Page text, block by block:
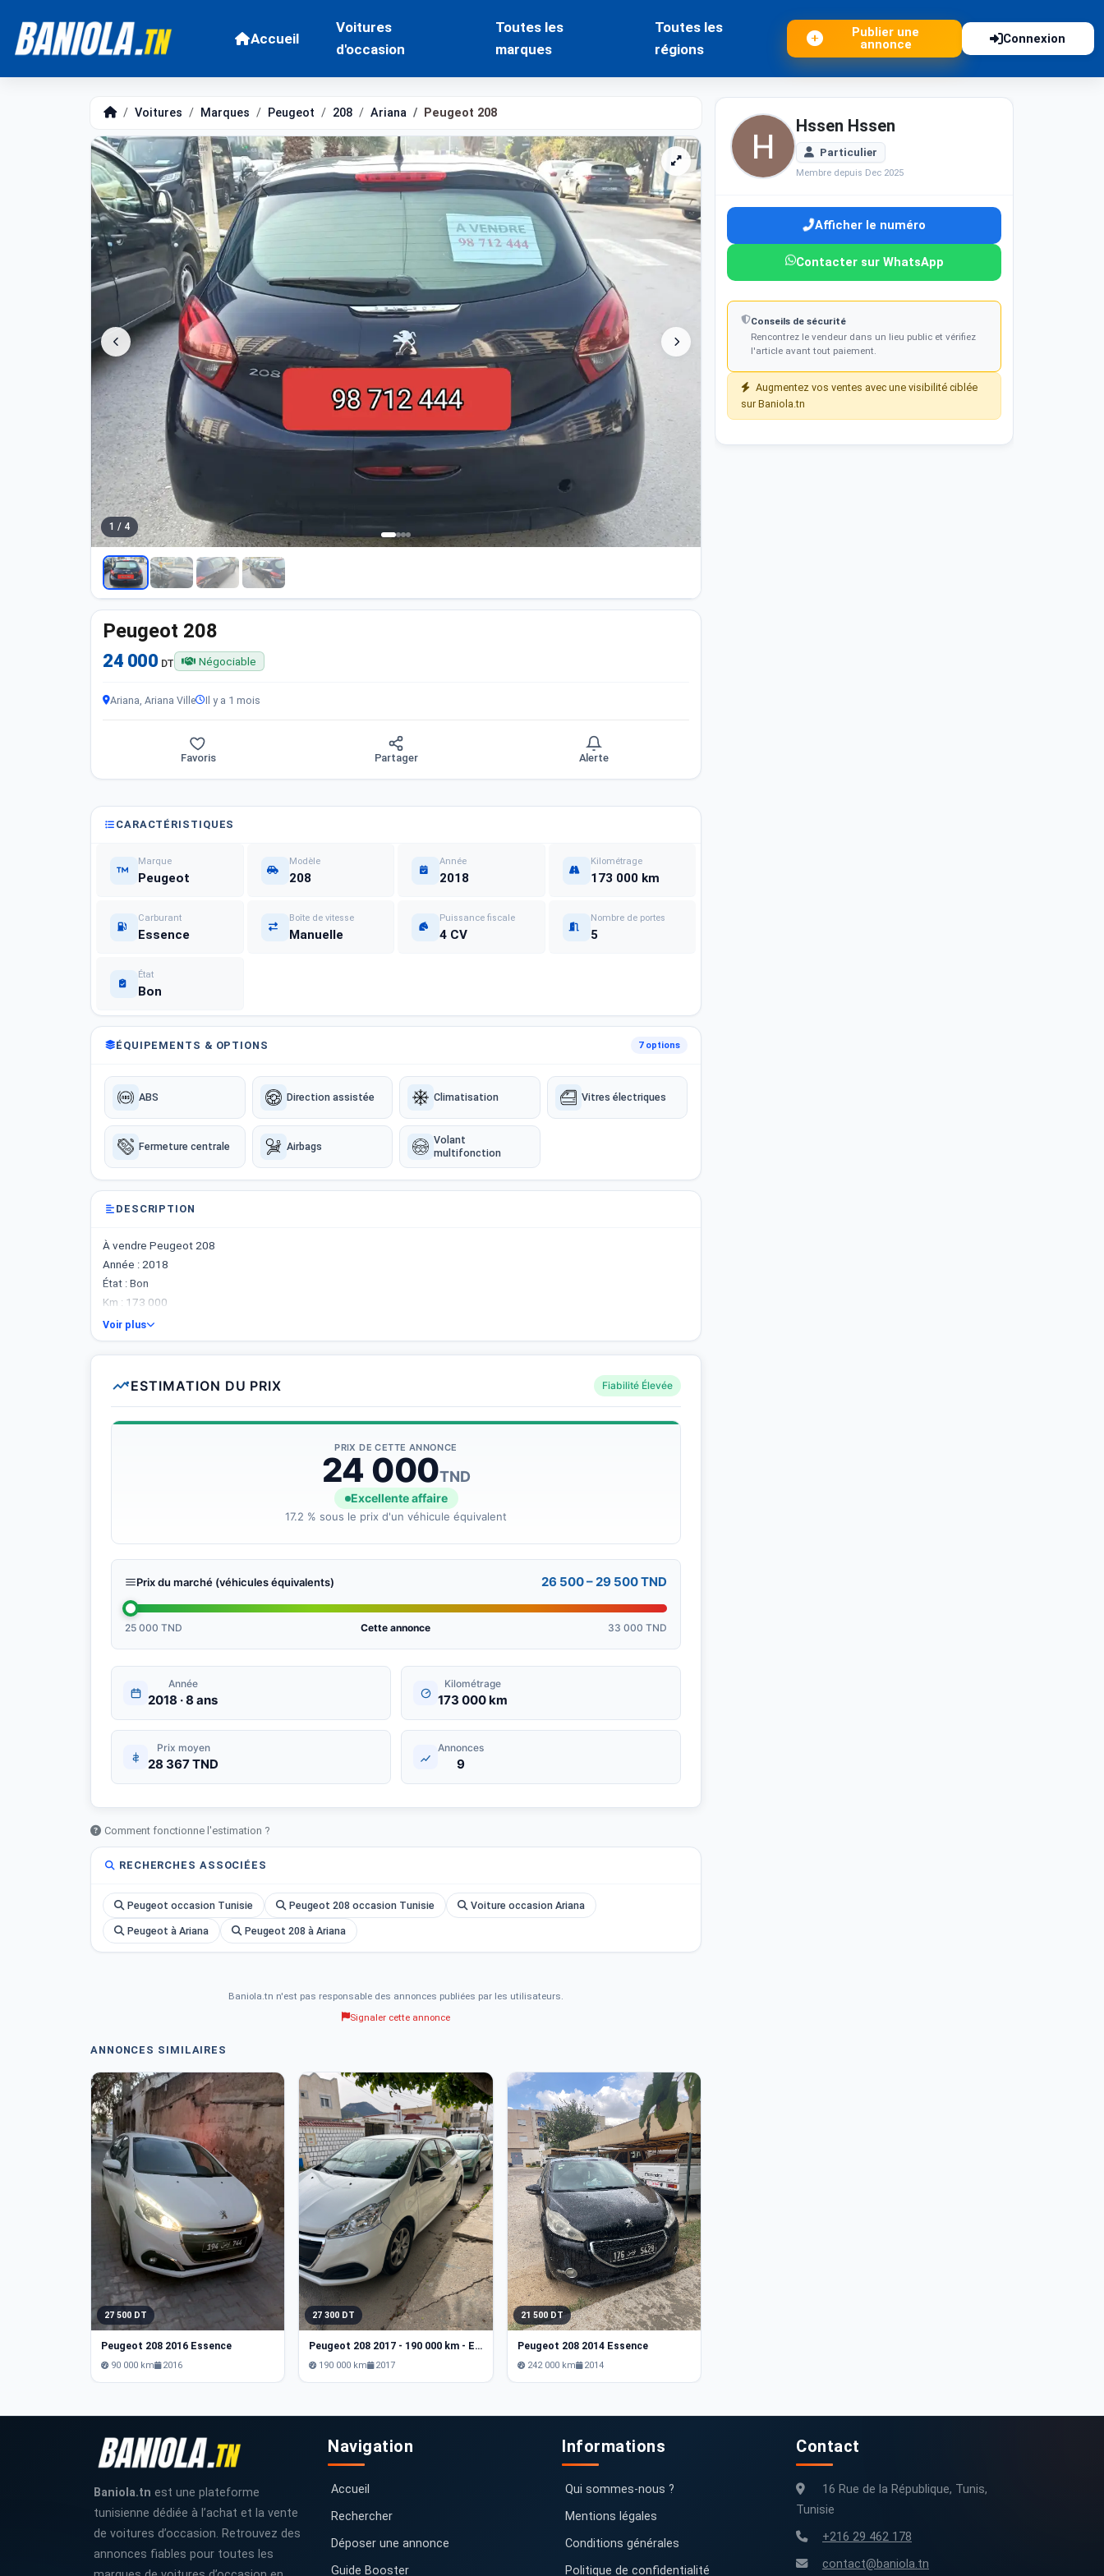
Accueil
Voitures
d'occasion
Toutes les
marques
Toutes les
régions
Publier une
annonce
Connexion
Voitures Marques Peugeot 208 Ariana Peugeot 208
1 / 4
Peugeot 208
24 000 DT Négociable
Ariana, Ariana Ville Il y a 1 mois
Favoris Partager Alerte
CARACTÉRISTIQUES
Marque
Peugeot
Modèle
208
Année
2018
Kilométrage
173 000 km
Carburant
Essence
Boîte de vitesse
Manuelle
Puissance fiscale
4 CV
Nombre de portes
5
État
Bon
ÉQUIPEMENTS & OPTIONS 7 options
ABS Direction assistée Climatisation Vitres électriques
Fermeture centrale Airbags
Volant
multifonction
DESCRIPTION
À vendre Peugeot 208
Année : 2018
État : Bon
Km : 173 000
Contacter : 98 712 444
Voir plus
ESTIMATION DU PRIX Fiabilité Élevée
PRIX DE CETTE ANNONCE
24 000TND
Excellente affaire
17.2 % sous le prix d'un véhicule équivalent
Prix du marché (véhicules équivalents) 26 500 – 29 500 TND
25 000 TND Cette annonce 33 000 TND
Année
2018 · 8 ans
Kilométrage
173 000 km
Prix moyen
28 367 TND
Annonces
9
Comment fonctionne l'estimation ?
RECHERCHES ASSOCIÉES
Peugeot occasion Tunisie Peugeot 208 occasion Tunisie Voiture occasion Ariana
Peugeot à Ariana Peugeot 208 à Ariana
Baniola.tn n'est pas responsable des annonces publiées par les utilisateurs.
Signaler cette annonce
ANNONCES SIMILAIRES
27 500 DT
Peugeot 208 2016 Essence
90 000 km 2016
27 300 DT
Peugeot 208 2017 - 190 000 km - Essence
190 000 km 2017
21 500 DT
Peugeot 208 2014 Essence
242 000 km 2014
Hssen Hssen
Particulier
Membre depuis Dec 2025
Afficher le numéro
Contacter sur WhatsApp
Conseils de sécurité
Rencontrez le vendeur dans un lieu public et vérifiez
l'article avant tout paiement.
Augmentez vos ventes avec une visibilité ciblée
sur Baniola.tn
Baniola.tn est une plateforme
tunisienne dédiée à l’achat et la vente
de voitures d’occasion. Retrouvez des
annonces fiables pour toutes les
Navigation
Accueil
Rechercher
Déposer une annonce
Guide Booster
Informations
Qui sommes-nous ?
Mentions légales
Conditions générales
Politique de confidentialité
Contact
16 Rue de la République, Tunis,
Tunisie
+216 29 462 178
contact@baniola.tn